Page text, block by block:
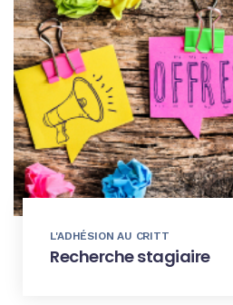
L'ADHÉSION AU CRITT
Recherche stagiaire